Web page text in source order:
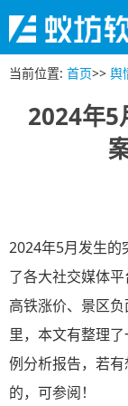
当前位置: 首页>> 舆
2024年5
2024年5月发生的
了各大社交媒体平
高铁涨价、景区
里，本文有整理
例分析报告，若
的，可参阅！